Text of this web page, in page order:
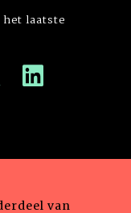
het laatste
van